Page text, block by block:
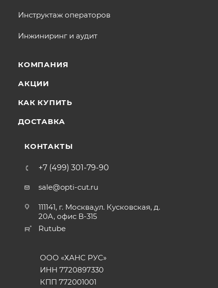
Инструктаж операторов
Инжиниринг и аудит
КОМПАНИЯ
АКЦИИ
КАК КУПИТЬ
ДОСТАВКА
КОНТАКТЫ
+7 (499) 301-79-90
sale@opti-cut.ru
111141, г. Москва,ул. Кусковская, д.
20А, офис В-315
Rutube
ООО «ХАНС РУС»
ИНН 7720897330
КПП 772001001